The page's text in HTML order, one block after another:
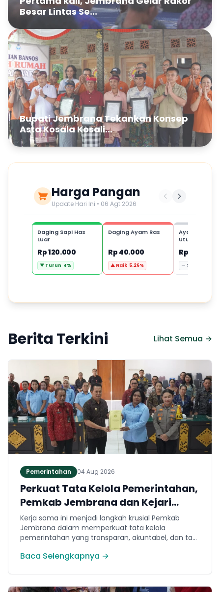
Besar Lintas Se...
Bupati Jembrana Tekankan Konsep
Asta Kosala Kosali...
Harga Pangan
Update Hari Ini • 06 Agt 2026
Daging Sapi Has
Luar
Rp 120.000
▼ Turun 4%
Daging Ayam Ras
Rp 40.000
▲ Naik 5.26%
Ayam
Utuh,1 ekor
Rp 80.000
— Stabil 0%
Berita Terkini Lihat Semua →
Pemerintahan 04 Aug 2026
Perkuat Tata Kelola Pemerintahan,
Pemkab Jembrana dan Kejari
Jembrana Sepakati Kerja Sama
Hukum Datun
Kerja sama ini menjadi langkah krusial Pemkab
Jembrana dalam memperkuat tata kelola
pemerintahan yang transparan, akuntabel, dan taat
mencakup tiga domain utama, yakni pemberian
tindakan hukum lainnya.
Baca Selengkapnya →